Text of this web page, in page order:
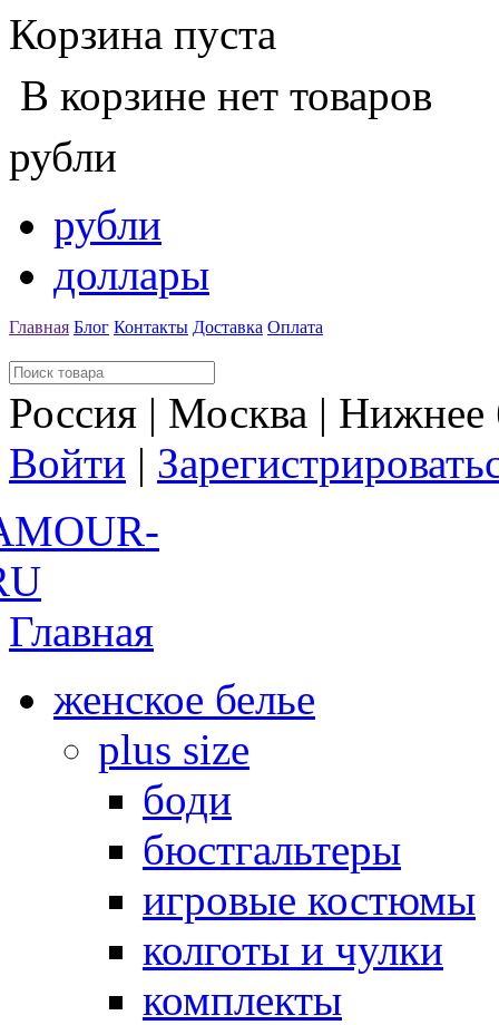
Корзина пуста
В корзине нет товаров
рубли
рубли
доллары
Главная Блог Контакты Доставка Оплата
Россия | Москва |
Войти |
Главная
женское белье
plus size
боди
бюстгальтеры
игровые костюмы
колготы и чулки
комплекты